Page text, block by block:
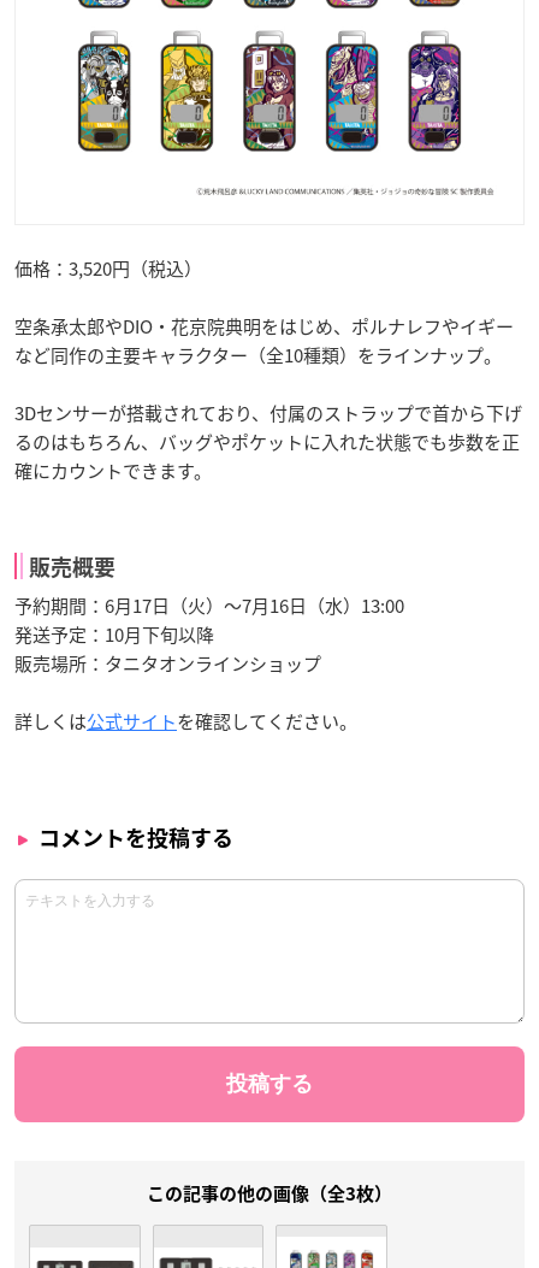
価格：3,520円（税込）
空条承太郎やDIO・花京院典明をはじめ、ポルナレフやイギー
など同作の主要キャラクター（全10種類）をラインナップ。
3Dセンサーが搭載されており、付属のストラップで首から下げ
るのはもちろん、バッグやポケットに入れた状態でも歩数を正
確にカウントできます。
販売概要
予約期間：6月17日（火）〜7月16日（水）13:00
発送予定：10月下旬以降
販売場所：タニタオンラインショップ
詳しくは公式サイトを確認してください。
コメントを投稿する
この記事の他の画像（全3枚）